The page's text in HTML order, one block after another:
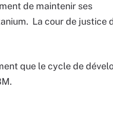
de maintenir ses
La cour de justice
que le cycle de